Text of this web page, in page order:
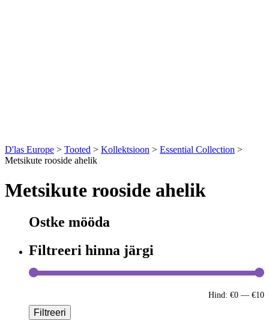
D'las Europe > Tooted > Kollektsioon > Essential Collection >
Metsikute rooside ahelik
Metsikute rooside ahelik
Ostke mööda
Filtreeri hinna järgi
Hind: €0 — €10
Filtreeri